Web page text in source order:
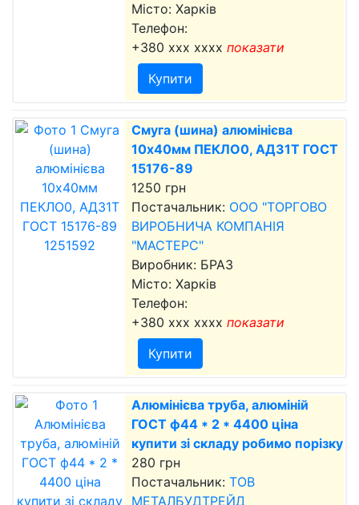
Місто: Харків
Телефон:
+380 xxx xxxx показати
Купити
Смуга (шина) алюмінієва
10х40мм ПЕКЛО0, АД31Т ГОСТ
15176-89
1250 грн
Постачальник: ООО "ТОРГОВО
ВИРОБНИЧА КОМПАНІЯ
"МАСТЕРС"
Виробник: БРАЗ
Місто: Харків
Телефон:
+380 xxx xxxx показати
Купити
Алюмінієва труба, алюміній
ГОСТ ф44 * 2 * 4400 ціна
купити зі складу робимо порізку
280 грн
Постачальник: ТОВ
МЕТАЛБУДТРЕЙД